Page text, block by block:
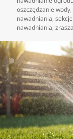
oszczędzanie wody,
nawadniania,
nawadniania,